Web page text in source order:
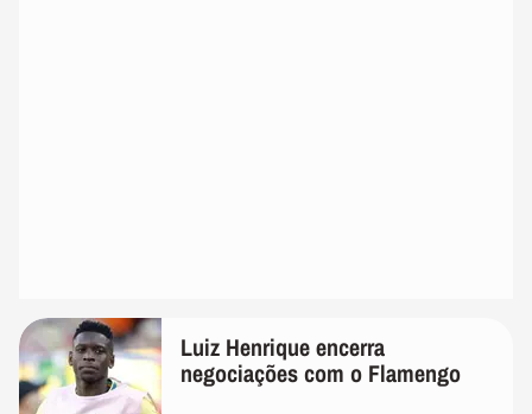
Luiz Henrique encerra
negociações com o Flamengo